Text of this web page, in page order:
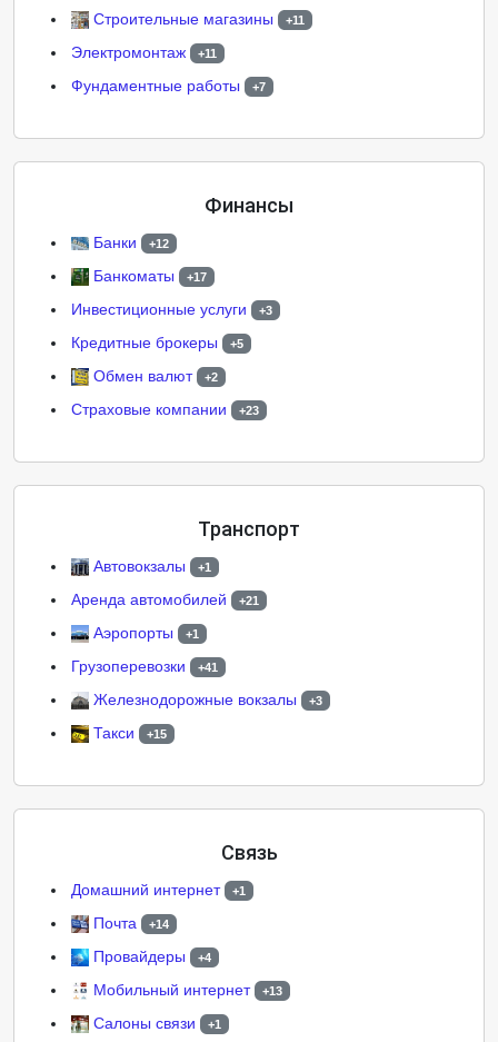
Строительные магазины +11
Электромонтаж +11
Фундаментные работы +7
Финансы
Банки +12
Банкоматы +17
Инвестиционные услуги +3
Кредитные брокеры +5
Обмен валют +2
Страховые компании +23
Транспорт
Автовокзалы +1
Аренда автомобилей +21
Аэропорты +1
Грузоперевозки +41
Железнодорожные вокзалы +3
Такси +15
Связь
Домашний интернет +1
Почта +14
Провайдеры +4
Мобильный интернет +13
Салоны связи +1